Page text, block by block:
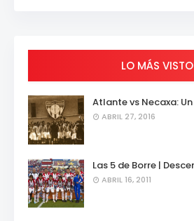
LO MÁS VISTO
Atlante vs Necaxa:
ABRIL 27, 2016
Las 5 de Borre |
ABRIL 16, 2011